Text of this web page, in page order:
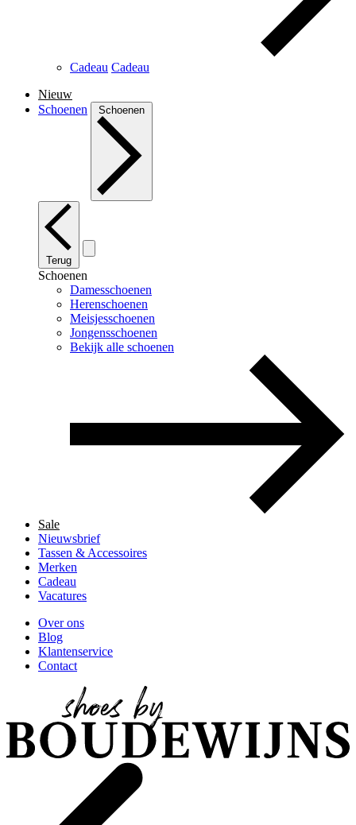
Cadeau Cadeau
Nieuw
Schoenen
Schoenen
Terug
Schoenen
Damesschoenen
Herenschoenen
Meisjesschoenen
Jongensschoenen
Bekijk alle schoenen
Sale
Nieuwsbrief
Tassen & Accessoires
Merken
Cadeau
Vacatures
Over ons
Blog
Klantenservice
Contact